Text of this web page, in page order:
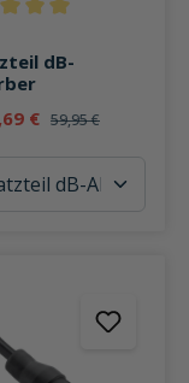
Sternen Bewertung
dB-
€ 59,95 €